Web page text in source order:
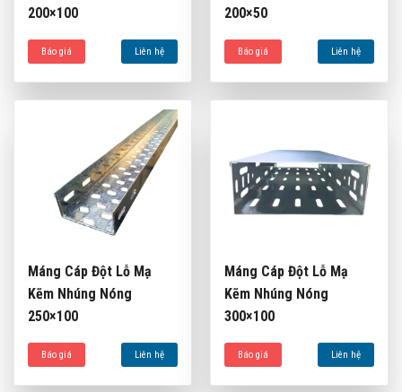
200×100
Báo giá Liên hệ
200×50
Báo giá Liên hệ
Máng Cáp Đột Lỗ Mạ
Kẽm Nhúng Nóng
250×100
Báo giá Liên hệ
Máng Cáp Đột Lỗ Mạ
Kẽm Nhúng Nóng
300×100
Báo giá Liên hệ